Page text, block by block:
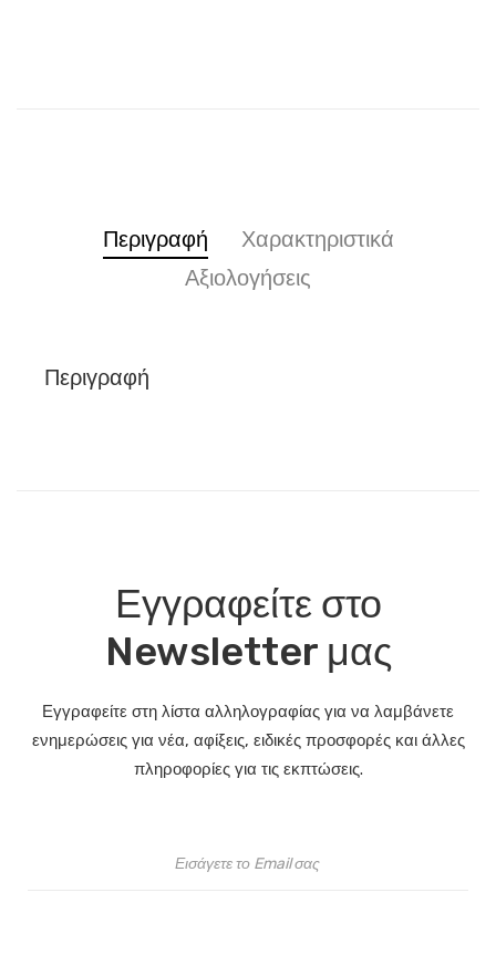
Περιγραφή
Χαρακτηριστικά
Αξιολογήσεις
Περιγραφή
Εγγραφείτε στο
Newsletter μας
Εγγραφείτε στη λίστα αλληλογραφίας για να λαμβάνετε
ενημερώσεις για νέα, αφίξεις, ειδικές προσφορές και άλλες
πληροφορίες για τις εκπτώσεις.